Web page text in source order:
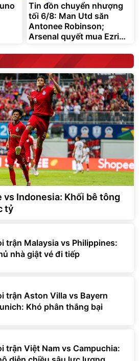
Tin đồn chuyển nhượng
tối 6/8: Man Utd săn
Antonee Robinson;
Arsenal quyết mua Ezri
vs Indonesia: Khối bê tông
tỷ
trận Malaysia vs Philippines:
nhà giật vé đi tiếp
trận Aston Villa vs Bayern
Khó phân thắng bại
trận Việt Nam vs Campuchia: